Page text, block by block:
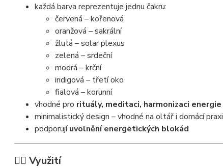
každá barva reprezentuje jednu čakru:
červená – kořenová
oranžová – sakrální
žlutá – solar plexus
zelená – srdeční
modrá – krční
indigová – třetí oko
fialová – korunní
vhodné pro rituály, meditaci, harmonizaci energie
minimalistický design – vhodné na oltář i domácí praxi
podporujíuvolnění energetických blokád
🧘‍♀️ Využití